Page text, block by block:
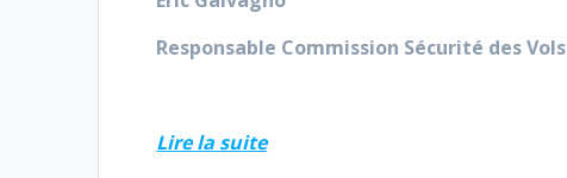
Responsable Commission Sécurité des Vols
Lire la suite